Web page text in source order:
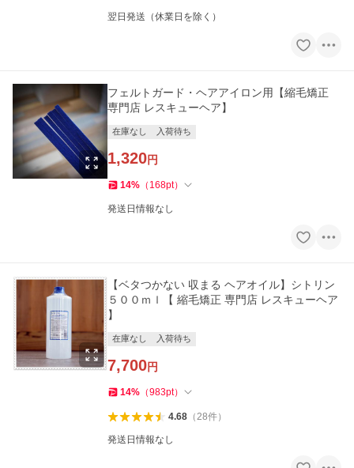
翌日発送（休業日を除く）
フェルトガード・ヘアアイロン用【縮毛矯正
専門店 レスキューヘア】
在庫なし 入荷待ち
1,320円
14% （ 168pt）
発送日情報なし
【ベタつかない 収まる ヘアオイル】シトリン
５００ｍｌ【 縮毛矯正 専門店 レスキューヘア
】
在庫なし 入荷待ち
7,700円
14% （983pt）
4.68（28件）
発送日情報なし